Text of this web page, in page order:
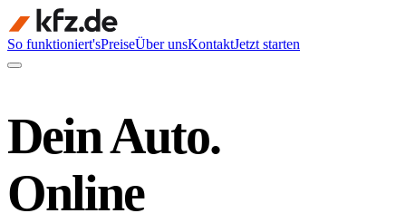
So funktioniert'sPreiseÜber unsKontaktJetzt starten
Dein Auto.
Online